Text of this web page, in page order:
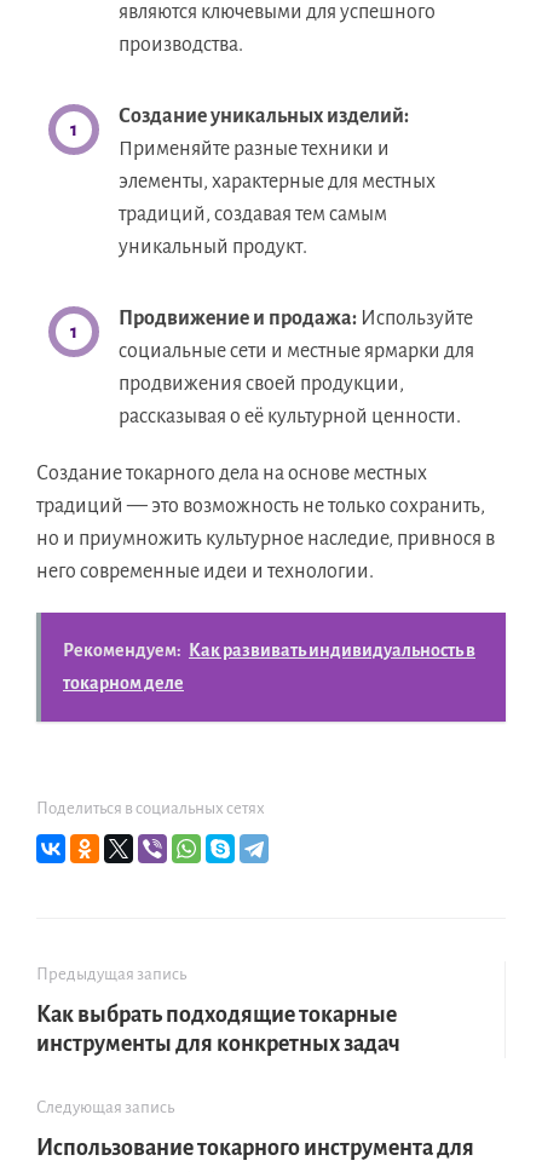
являются ключевыми для успешного
производства.
Создание уникальных изделий:
Применяйте разные техники и
элементы, характерные для местных
традиций, создавая тем самым
уникальный продукт.
Продвижение и продажа: Используйте
социальные сети и местные ярмарки для
продвижения своей продукции,
рассказывая о её культурной ценности.
Создание токарного дела на основе местных
традиций — это возможность не только сохранить,
но и приумножить культурное наследие, привнося в
него современные идеи и технологии.
Рекомендуем:
Как развивать индивидуальность в
токарном деле
Поделиться в социальных сетях
Предыдущая запись
Как выбрать подходящие токарные
инструменты для конкретных задач
Следующая запись
Использование токарного инструмента для